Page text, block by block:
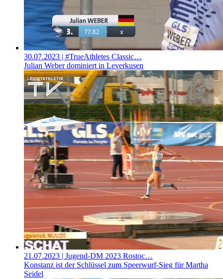
30.07.2023 | #TrueAthletes Classic…
Julian Weber dominiert in Leverkusen
21.07.2023 | Jugend-DM 2023 Rostoc…
Konstanz ist der Schlüssel zum Speerwurf-Sieg für Martha
Seidel